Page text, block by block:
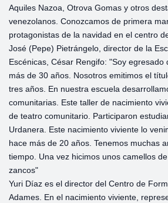
Aquiles Nazoa, Otrova Gomas y otros
venezolanos. Conozcamos de primera
protagonistas de la navidad en el centro
José (Pepe) Pietrángelo, director de la
Escénicas, César Rengifo: "Soy egresado
más de 30 años. Nosotros emitimos el
tres años. En nuestra escuela
comunitarias. Este taller de nacimiento
de teatro comunitario. Participaron
Urdanera. Este nacimiento viviente lo
hace más de 20 años. Tenemos muchas
tiempo. Una vez hicimos unos camellos
zancos"
Yuri Díaz es el director del Centro de
Adames. En el nacimiento viviente,